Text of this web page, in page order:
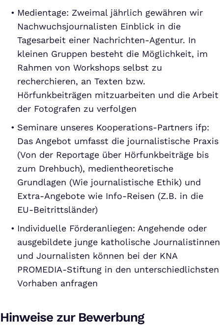
Medientage: Zweimal jährlich gewähren wir
Nachwuchsjournalisten Einblick in die
Tagesarbeit einer Nachrichten-Agentur. In
kleinen Gruppen besteht die Möglichkeit, im
Rahmen von Workshops selbst zu
recherchieren, an Texten bzw.
Hörfunkbeiträgen mitzuarbeiten und die Arbeit
der Fotografen zu verfolgen
Seminare unseres Kooperations-Partners ifp:
Das Angebot umfasst die journalistische Praxis
(Von der Reportage über Hörfunkbeiträge bis
zum Drehbuch), medientheoretische
Grundlagen (Wie journalistische Ethik) und
Extra-Angebote wie Info-Reisen (Z.B. in die
EU-Beitrittsländer)
Individuelle Förderanliegen: Angehende oder
ausgebildete junge katholische Journalistinnen
und Journalisten können bei der KNA
PROMEDIA-Stiftung in den unterschiedlichsten
Vorhaben anfragen
Hinweise zur Bewerbung